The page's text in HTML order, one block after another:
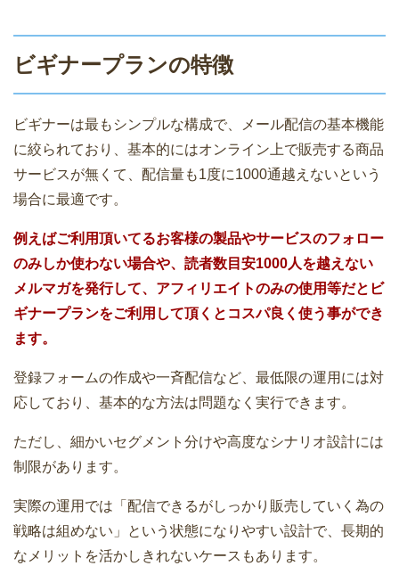
ビギナープランの特徴
ビギナーは最もシンプルな構成で、メール配信の基本機能
に絞られており、基本的にはオンライン上で販売する商品
サービスが無くて、配信量も1度に1000通越えないという
場合に最適です。
例えばご利用頂いてるお客様の製品やサービスのフォロー
のみしか使わない場合や、読者数目安1000人を越えない
メルマガを発行して、アフィリエイトのみの使用等だとビ
ギナープランをご利用して頂くとコスパ良く使う事ができ
ます。
登録フォームの作成や一斉配信など、最低限の運用には対
応しており、基本的な方法は問題なく実行できます。
ただし、細かいセグメント分けや高度なシナリオ設計には
制限があります。
実際の運用では「配信できるがしっかり販売していく為の
戦略は組めない」という状態になりやすい設計で、長期的
なメリットを活かしきれないケースもあります。